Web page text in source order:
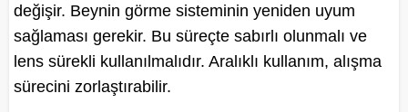
değişir. Beynin görme sisteminin yeniden uyum
sağlaması gerekir. Bu süreçte sabırlı olunmalı ve
lens sürekli kullanılmalıdır. Aralıklı kullanım, alışma
sürecini zorlaştırabilir.